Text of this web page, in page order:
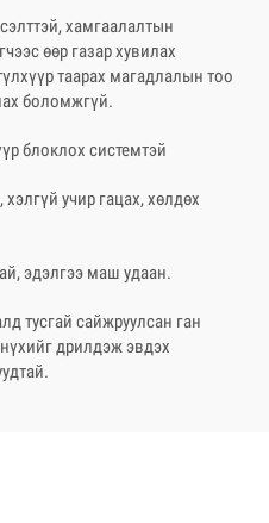
хамгаалалтын
өөр газар хувилах
таарах магадлалын тоо
боломжгүй.
блоклох системтэй
учир гацах, хөлдөх
эдэлгээ маш удаан.
тусгай сайжруулсан ган
дрилдэж эвдэх